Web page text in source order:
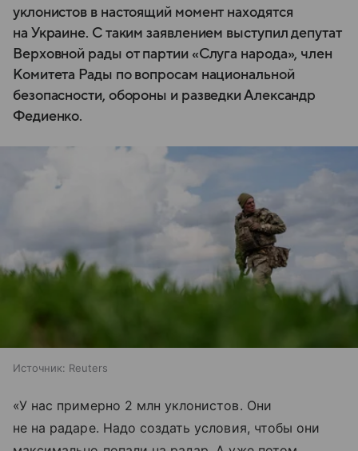
уклонистов в настоящий момент находятся
на Украине. С таким заявлением выступил депутат
Верховной рады от партии «Слуга народа», член
Комитета Рады по вопросам национальной
безопасности, обороны и разведки Александр
Федиенко.
Источник: Reuters
«У нас примерно 2 млн уклонистов. Они
не на радаре. Надо создать условия, чтобы они